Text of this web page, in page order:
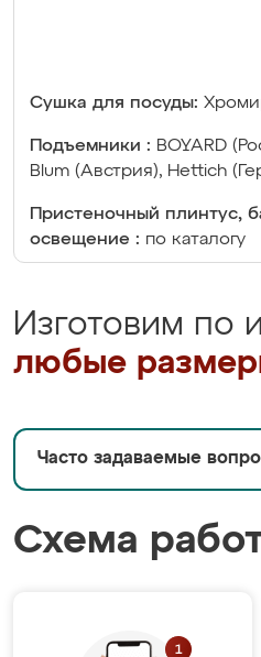
Сушка для посуды:
Подъемники : BOYARD
Blum (Австрия), Hettich
Пристеночный плинтус,
освещение : по каталогу
Изготовим по
любые
Часто задаваемые
Схема